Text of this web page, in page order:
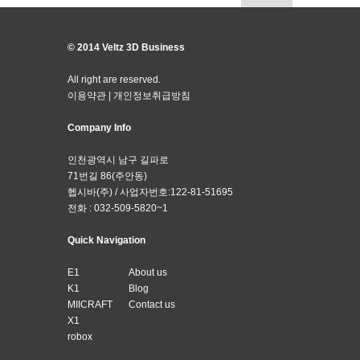
© 2014 Veltz 3D Business
All right are reserved.
이용약관 | 개인정보취급방침
Company Info
인천광역시 남구 길파로
71번길 86(주안동)
헵시바(주) / 사업자번호:122-81-51695
전화 : 032-509-5820~1
Quick Navigation
E1
K1
MIICRAFT
X1
robox
About us
Blog
Contact us